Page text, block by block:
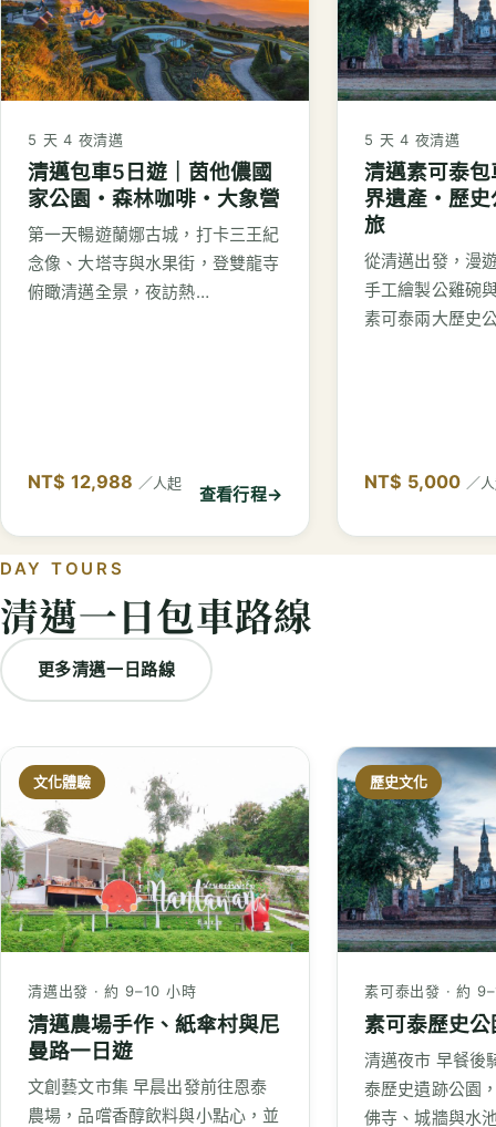
5 天 4 夜清邁
清邁包車5日遊｜茵他儂國
家公園・森林咖啡・大象營
第一天暢遊蘭娜古城，打卡三王紀
念像、大塔寺與水果街，登雙龍寺
俯瞰清邁全景，夜訪熱…
NT$ 12,988 ／人起
查看行程→
5 天 4 夜清邁
清邁素可泰
界遺產・歷
旅
從清邁出發，漫
手工繪製公雞碗
素可泰兩大歷史
NT$ 5,000 ／
DAY TOURS
清邁一日包車路線
更多清邁一日路線
文化體驗
清邁出發 · 約 9–10 小時
清邁農場手作、紙傘村與尼
曼路一日遊
文創藝文市集 早晨出發前往恩泰
農場，品嚐香醇飲料與小點心，並
歷史文化
素可泰出發 · 約
素可泰歷史
清邁夜市 早餐後
泰歷史遺跡公園
佛寺、城牆與水